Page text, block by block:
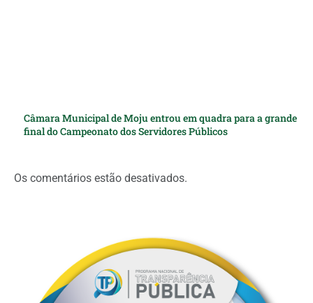
Câmara Municipal de Moju entrou em quadra para a grande
final do Campeonato dos Servidores Públicos
Os comentários estão desativados.